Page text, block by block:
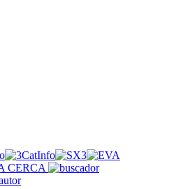
CERCA